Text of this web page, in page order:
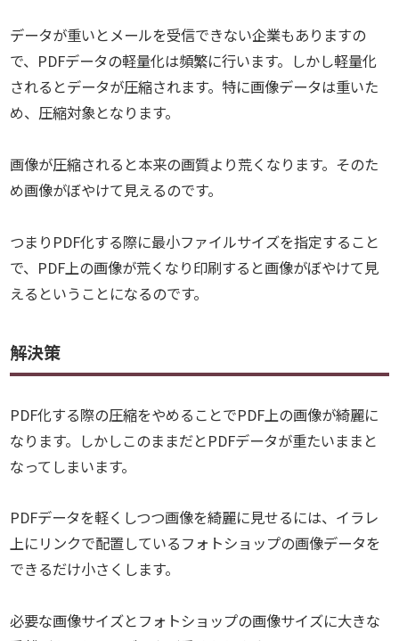
データが重いとメールを受信できない企業もありますの
で、PDFデータの軽量化は頻繁に行います。しかし軽量化
されるとデータが圧縮されます。特に画像データは重いた
め、圧縮対象となります。
画像が圧縮されると本来の画質より荒くなります。そのた
め画像がぼやけて見えるのです。
つまりPDF化する際に最小ファイルサイズを指定すること
で、PDF上の画像が荒くなり印刷すると画像がぼやけて見
えるということになるのです。
解決策
PDF化する際の圧縮をやめることでPDF上の画像が綺麗に
なります。しかしこのままだとPDFデータが重たいままと
なってしまいます。
PDFデータを軽くしつつ画像を綺麗に見せるには、 イラレ
上にリンクで配置しているフォトショップの画像データを
できるだけ小さく します。
必要な画像サイズとフォトショップの画像サイズに大きな